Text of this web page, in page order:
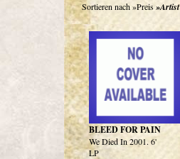
Sortieren nach»Preis»Artist
BLEED FOR PAIN
We Died In 2001. 6'
LP